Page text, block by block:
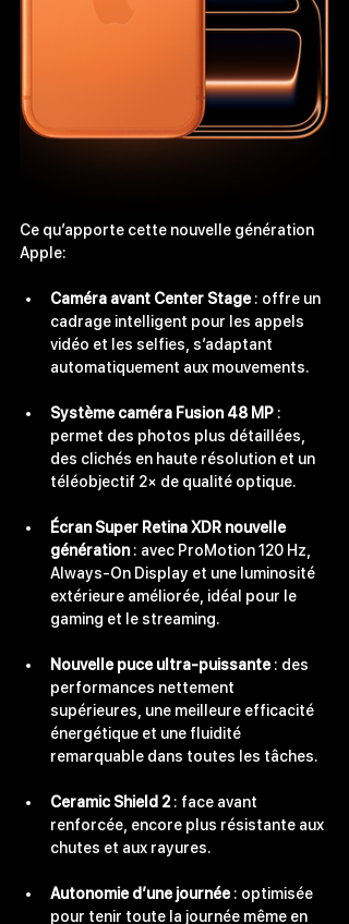
Ce qu’apporte cette nouvelle génération
Apple:
Caméra avant Center Stage : offre un
cadrage intelligent pour les appels
vidéo et les selfies, s’adaptant
automatiquement aux mouvements.
Système caméra Fusion 48 MP :
permet des photos plus détaillées,
des clichés en haute résolution et un
téléobjectif 2× de qualité optique.
Écran Super Retina XDR nouvelle
génération : avec ProMotion 120 Hz,
Always-On Display et une luminosité
extérieure améliorée, idéal pour le
gaming et le streaming.
Nouvelle puce ultra-puissante : des
performances nettement
supérieures, une meilleure efficacité
énergétique et une fluidité
remarquable dans toutes les tâches.
Ceramic Shield 2 : face avant
renforcée, encore plus résistante aux
chutes et aux rayures.
Autonomie d’une journée : optimisée
pour tenir toute la journée même en